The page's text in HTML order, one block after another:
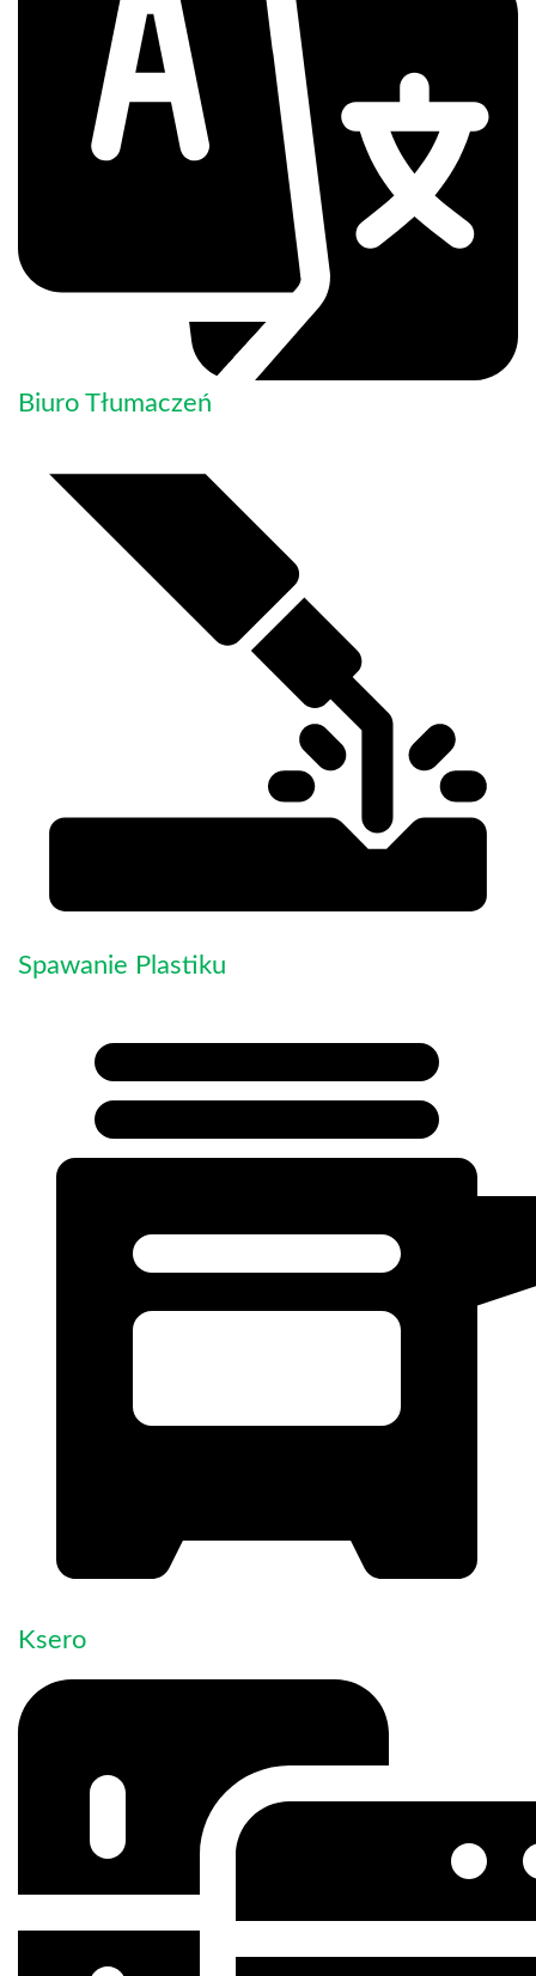
Biuro Tłumaczeń
Spawanie Plastiku
Ksero